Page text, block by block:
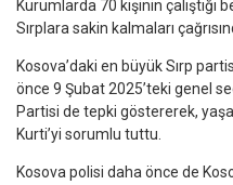
Kurumlarda 70 kişinin çalıştığı
Sırplara sakin kalmaları
Kosova’daki en büyük Sırp
önce 9 Şubat 2025’teki genel
Partisi de tepki göstererek,
Kurti’yi sorumlu tuttu.
Kosova polisi daha önce de